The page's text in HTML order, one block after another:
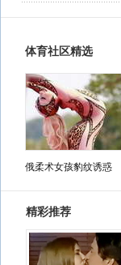
体育社区精选
俄柔术女孩豹纹诱惑
精彩推荐